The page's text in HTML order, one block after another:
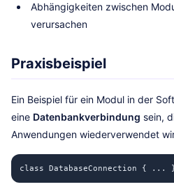
Abhängigkeiten zwischen
verursachen
Praxisbeispiel
Ein Beispiel für ein Modul in der
eine Datenbankverbindung sein,
Anwendungen wiederverwendet
class DatabaseConnection { ...